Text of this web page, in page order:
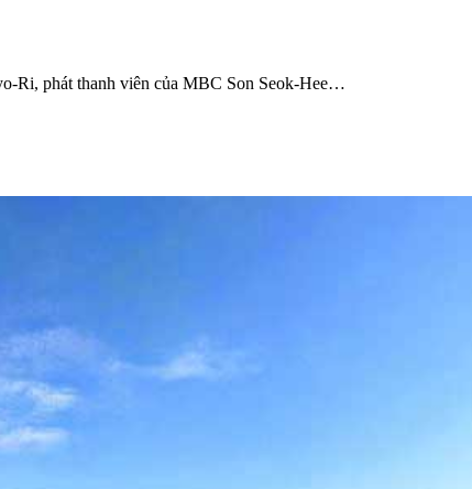
Ri, phát thanh viên của MBC Son Seok-Hee…